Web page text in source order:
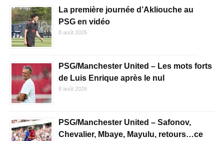
La première journée d’Akliouche au
PSG en vidéo
8 août 2026
PSG/Manchester United – Les mots forts
de Luis Enrique après le nul
8 août 2026
PSG/Manchester United – Safonov,
Chevalier, Mbaye, Mayulu, retours…ce